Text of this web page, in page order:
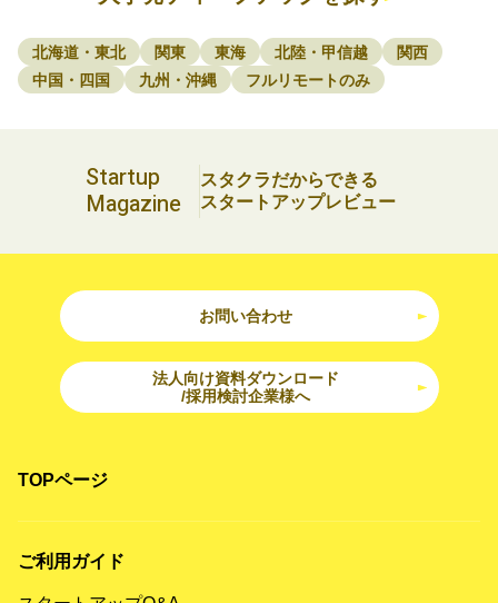
北海道・東北 関東 東海 北陸・甲信越
関西
中国・四国
九州・沖縄 フルリモートのみ
Startup
Magazine
スタクラだからできる
スタートアップレビュー
お問い合わせ
法人向け資料ダウンロード
/採用検討企業様へ
TOPページ
ご利用ガイド